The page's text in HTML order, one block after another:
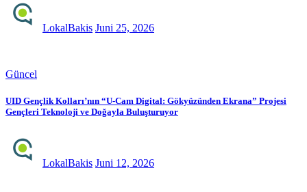
LokalBakis Juni 25, 2026
Güncel
UID Gençlik Kolları’nın “U-Cam Digital: Gökyüzünden Ekrana” Projesi
Gençleri Teknoloji ve Doğayla Buluşturuyor
LokalBakis Juni 12, 2026